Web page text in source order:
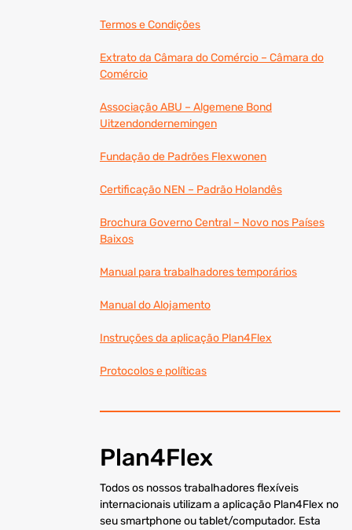
Termos e Condições
Extrato da Câmara do Comércio – Câmara do
Comércio
Associação ABU – Algemene Bond
Uitzendondernemingen
Fundação de Padrões Flexwonen
Certificação NEN – Padrão Holandês
Brochura Governo Central – Novo nos Países
Baixos
Manual para trabalhadores temporários
Manual do Alojamento
Instruções da aplicação Plan4Flex
Protocolos e políticas
Plan4Flex
Todos os nossos trabalhadores flexíveis
internacionais utilizam a aplicação Plan4Flex no
seu smartphone ou tablet/computador. Esta